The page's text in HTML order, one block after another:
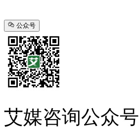
公众号
艾媒咨询公众号